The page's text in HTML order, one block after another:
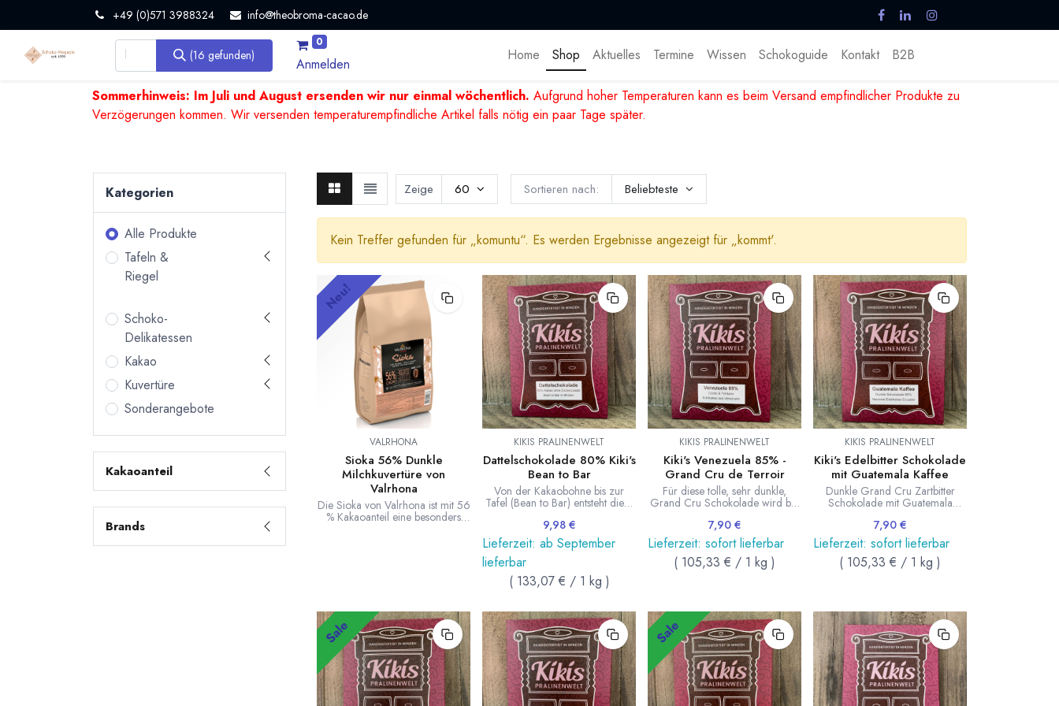
+49 (0)571 3988324 info@theobroma-cacao.de
(16 gefunden)
0
Anmelden
Home Shop Aktuelles Termine Wissen Schokoguide Kontakt B2B
Sommerhinweis: Im Juli und August ersenden wir nur einmal wöchentlich. Aufgrund hoher Temperaturen kann es beim Versand empfindlicher Produkte zu
Verzögerungen kommen. Wir versenden temperaturempfindliche Artikel falls nötig ein paar Tage später.
Kategorien
Alle Produkte
Tafeln &
Riegel
Schoko-
Delikatessen
Kakao
Kuvertüre
Sonderangebote
Kakaoanteil
Brands
Sortieren nach: Beliebteste
Zeige 60
Kein Treffer gefunden für „komuntu“. Es werden Ergebnisse angezeigt für „kommt'.
Neu!
VALRHONA
Sioka 56% Dunkle
Milchkuvertüre von
Valrhona
Die Sioka von Valrhona ist mit 56
% Kakaoanteil eine besonders
von der Genossenschaft
CAPEDIG in Côte d'Ivoire.
KIKIS PRALINENWELT
Dattelschokolade 80% Kiki's
Bean to Bar
Von der Kakaobohne bis zur
Tafel (Bean to Bar) entsteht diese
Kleinstproduktion von wenigen
Kilogramm in unserer Manufaktur
Kiki's Pralinenwelt. Diese
Dattelschokolade wird ohne
Zuckerzusat hergestellt, ihre Süße
bekommt sie allein durch die
Kakaobohnen aus Ghana.
Kakaoanteil: 80%. 75g Tafel.
9,98€
Lieferzeit: ab September
lieferbar
( 133,07€ / 1 kg )
KIKIS PRALINENWELT
Kiki's Venezuela 85% -
Grand Cru de Terroir
Für diese tolle, sehr dunkle,
Grand Cru Schokolade wird bei
Criollo und Trinitario Kakao aus
Venezuela verarbeitet. Tafel 75g
7,90€
Lieferzeit: sofort lieferbar
( 105,33 € / 1 kg )
KIKIS PRALINENWELT
Kiki's Edelbitter Schokolade
mit Guatemala Kaffee
Dunkle Grand Cru Zartbitter
Schokolade mit Guatemala
Tafel 75g
7,90€
Lieferzeit: sofort lieferbar
( 105,33 € / 1 kg )
Sale Sale